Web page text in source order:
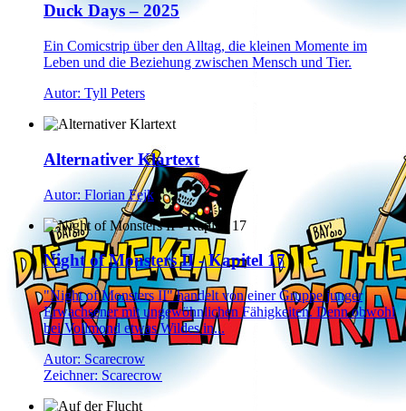
Duck Days – 2025
Ein Comicstrip über den Alltag, die kleinen Momente im
Leben und die Beziehung zwischen Mensch und Tier.
Autor: Tyll Peters
Alternativer Klartext
Autor: Florian Fejk
Night of Monsters II - Kapitel 17
"Night of Monsters II" handelt von einer Gruppe junger
Erwachsener mit ungewöhnlichen Fähigkeiten. Denn obwohl
bei Vollmond etwas Wildes in...
Autor: Scarecrow
Zeichner: Scarecrow